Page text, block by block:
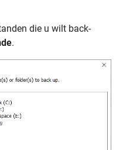
die u wilt back-
.